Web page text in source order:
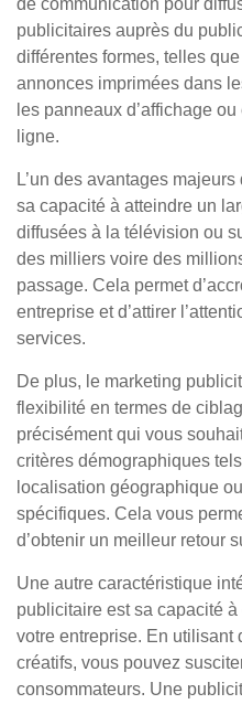
de communication pour
publicitaires auprès du
différentes formes, telles
annonces imprimées dans
les panneaux d’affichage
ligne.
L’un des avantages
sa capacité à atteindre un
diffusées à la télévision ou
des milliers voire des
passage. Cela permet
entreprise et d’attirer
services.
De plus, le marketing
flexibilité en termes de
précisément qui vous
critères démographiques
localisation géographique
spécifiques. Cela vous
d’obtenir un meilleur retour
Une autre caractéristique
publicitaire est sa capacité
votre entreprise. En utilisant
créatifs, vous pouvez
consommateurs. Une